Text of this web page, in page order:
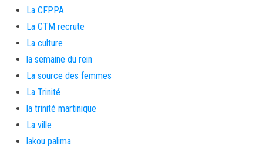
La CFPPA
La CTM recrute
La culture
la semaine du rein
La source des femmes
La Trinité
la trinité martinique
La ville
lakou palima